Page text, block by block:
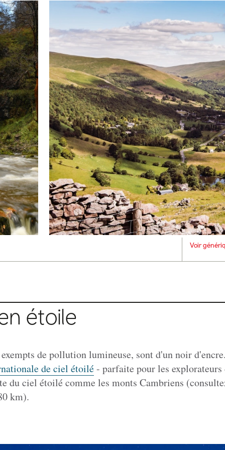
Voir
étoile
de pollution lumineuse, sont d'un noir
de ciel étoilé- parfaite pour les explorateurs
du ciel étoilé comme les monts Cambriens
km).